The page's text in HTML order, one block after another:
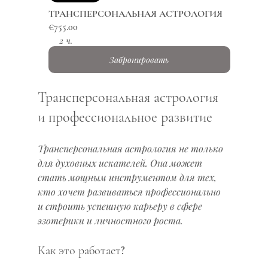
ТРАНСПЕРСОНАЛЬНАЯ АСТРОЛОГИЯ
€755.00
2 ч.
Забронировать
Трансперсональная астрология
и профессиональное развитие
Трансперсональная астрология не только
для духовных искателей. Она может
стать мощным инструментом для тех,
кто хочет развиваться профессионально
и строить успешную карьеру в сфере
эзотерики и личностного роста.
Как это работает?